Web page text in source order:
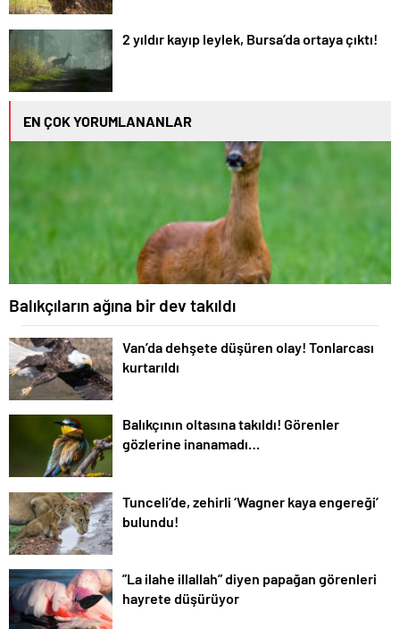
2 yıldır kayıp leylek, Bursa’da ortaya çıktı!
EN ÇOK YORUMLANANLAR
Balıkçıların ağına bir dev takıldı
Van’da dehşete düşüren olay! Tonlarcası
kurtarıldı
Balıkçının oltasına takıldı! Görenler
gözlerine inanamadı…
Tunceli’de, zehirli ‘Wagner kaya engereği’
bulundu!
”La ilahe illallah” diyen papağan görenleri
hayrete düşürüyor